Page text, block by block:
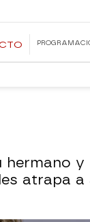
y
atrapa a